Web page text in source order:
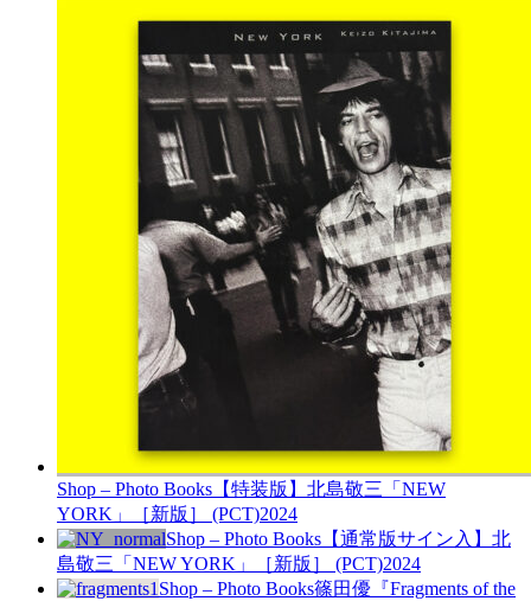
Shop – Photo Books 【特装版】北島敬三「NEW
YORK」［新版］ (PCT)2024
Shop – Photo Books 【通常版サイン入】北
島敬三「NEW YORK」［新版］ (PCT)2024
Shop – Photo Books篠田優『Fragments of the